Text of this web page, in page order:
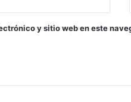
y sitio web en este